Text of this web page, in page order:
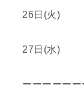
26日(火)
27日(水)
ーーーーー